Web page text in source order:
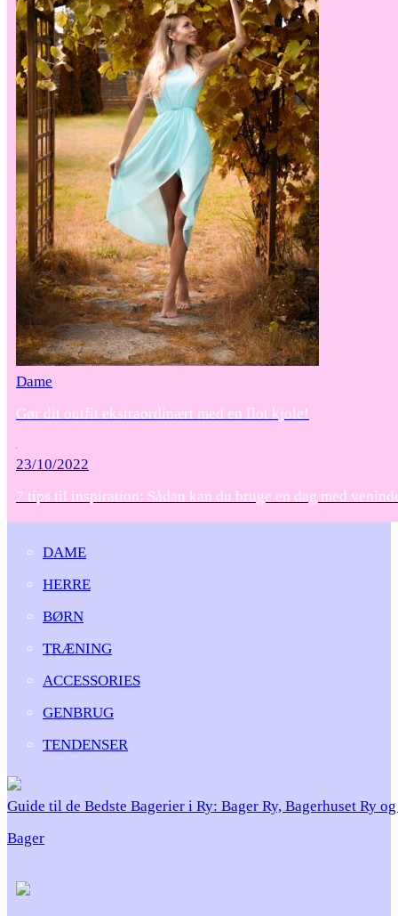
Dame
Gør dit outfit ekstraordinært med en flot kjole!
23/10/2022
7 tips til inspiration: Sådan kan du bruge en dag med
DAME
HERRE
BØRN
TRÆNING
ACCESSORIES
GENBRUG
TENDENSER
Guide til de Bedste Bagerier i Ry: Bager Ry, Bagerhuset Ry
Bager